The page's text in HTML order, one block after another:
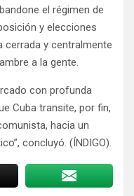
el régimen de
y elecciones
cerrada y centralmente
a la gente.
con profunda
Cuba transite, por fin,
hacia un
concluyó. (ÍNDIGO).